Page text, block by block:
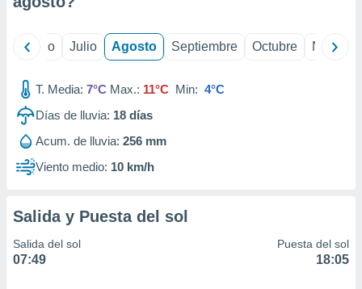
mediante
publicidad
publicidad
1199
Junio Julio Agosto Septiembre Octubre
T. Media: 7°C Max.: 11°C Min: 4°C
Días de lluvia: 18 días
Acum. de lluvia: 256 mm
Viento medio: 10 km/h
Salida y Puesta del sol
Salida del sol
07:49
Puesta del sol
18:05